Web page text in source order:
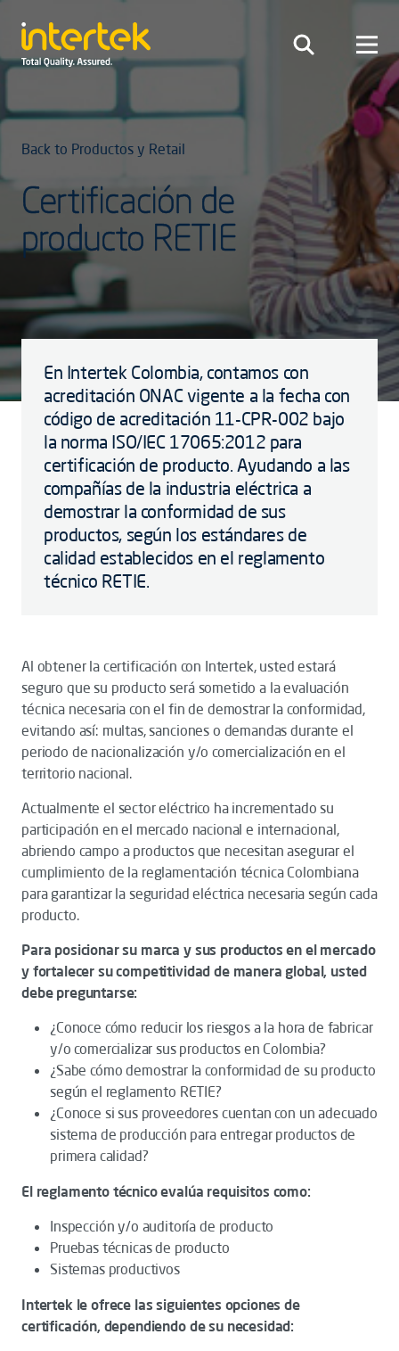
Back to Productos y Retail
Certificación de
producto RETIE
En Intertek Colombia, contamos con
acreditación ONAC vigente a la fecha con
código de acreditación 11-CPR-002 bajo
la norma ISO/IEC 17065:2012 para
certificación de producto. Ayudando a las
compañías de la industria eléctrica a
demostrar la conformidad de sus
productos, según los estándares de
calidad establecidos en el reglamento
técnico RETIE.
Al obtener la certificación con Intertek, usted estará
seguro que su producto será sometido a la evaluación
técnica necesaria con el fin de demostrar la conformidad,
evitando así: multas, sanciones o demandas durante el
periodo de nacionalización y/o comercialización en el
territorio nacional.
Actualmente el sector eléctrico ha incrementado su
participación en el mercado nacional e internacional,
abriendo campo a productos que necesitan asegurar el
cumplimiento de la reglamentación técnica Colombiana
para garantizar la seguridad eléctrica necesaria según cada
producto.
Para posicionar su marca y sus productos en el mercado
y fortalecer su competitividad de manera global, usted
debe preguntarse:
¿Conoce cómo reducir los riesgos a la hora de fabricar
y/o comercializar sus productos en Colombia?
¿Sabe cómo demostrar la conformidad de su producto
según el reglamento RETIE?
¿Conoce si sus proveedores cuentan con un adecuado
sistema de producción para entregar productos de
primera calidad?
El reglamento técnico evalúa requisitos como:
Inspección y/o auditoría de producto
Pruebas técnicas de producto
Sistemas productivos
Intertek le ofrece las siguientes opciones de
certificación, dependiendo de su necesidad: